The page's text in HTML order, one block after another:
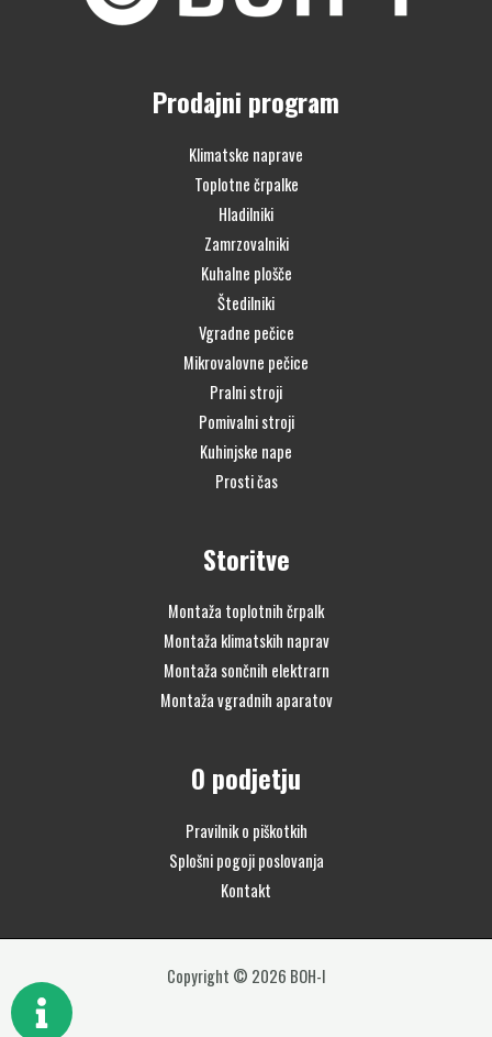
Prodajni program
Klimatske naprave
Toplotne črpalke
Hladilniki
Zamrzovalniki
Kuhalne plošče
Štedilniki
Vgradne pečice
Mikrovalovne pečice
Pralni stroji
Pomivalni stroji
Kuhinjske nape
Prosti čas
Storitve
Montaža toplotnih črpalk
Montaža klimatskih naprav
Montaža sončnih elektrarn
Montaža vgradnih aparatov
O podjetju
Pravilnik o piškotkih
Splošni pogoji poslovanja
Kontakt
Copyright © 2026 BOH-I